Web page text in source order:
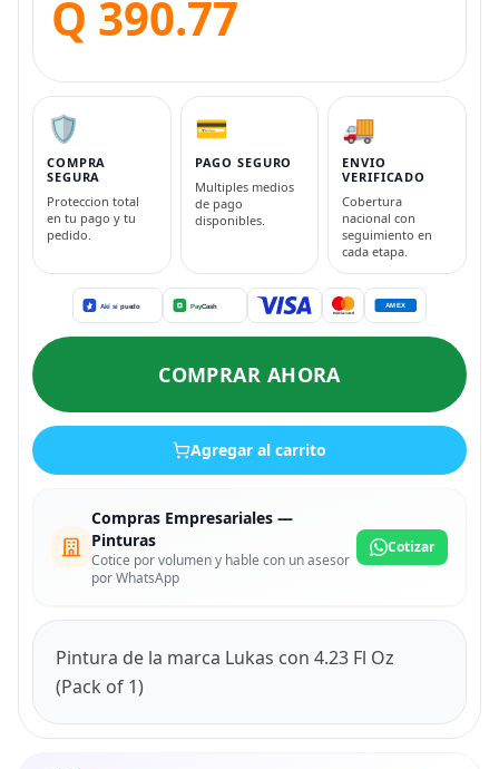
Q 390.77
🛡️
COMPRA
SEGURA
Proteccion total
en tu pago y tu
pedido.
💳
PAGO SEGURO
Multiples medios
de pago
disponibles.
🚚
ENVIO
VERIFICADO
Cobertura
nacional con
seguimiento en
cada etapa.
COMPRAR AHORA
Agregar al carrito
Compras Empresariales —
Pinturas
Cotice por volumen y hable con un asesor
por WhatsApp
Cotizar
Pintura de la marca Lukas con 4.23 Fl Oz
(Pack of 1)